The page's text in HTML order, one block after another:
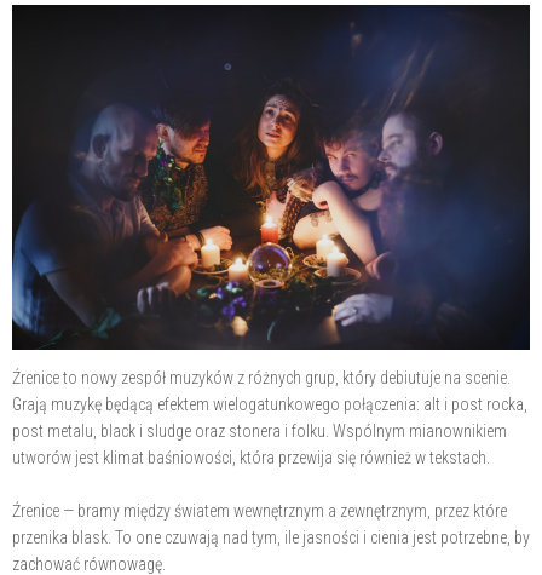
Źrenice to nowy zespół muzyków z różnych grup, który debiutuje na scenie.
Grają muzykę będącą efektem wielogatunkowego połączenia: alt i post rocka,
post metalu, black i sludge oraz stonera i folku. Wspólnym mianownikiem
utworów jest klimat baśniowości, która przewija się również w tekstach.
Źrenice — bramy między światem wewnętrznym a zewnętrznym, przez które
przenika blask. To one czuwają nad tym, ile jasności i cienia jest potrzebne, by
zachować równowagę.